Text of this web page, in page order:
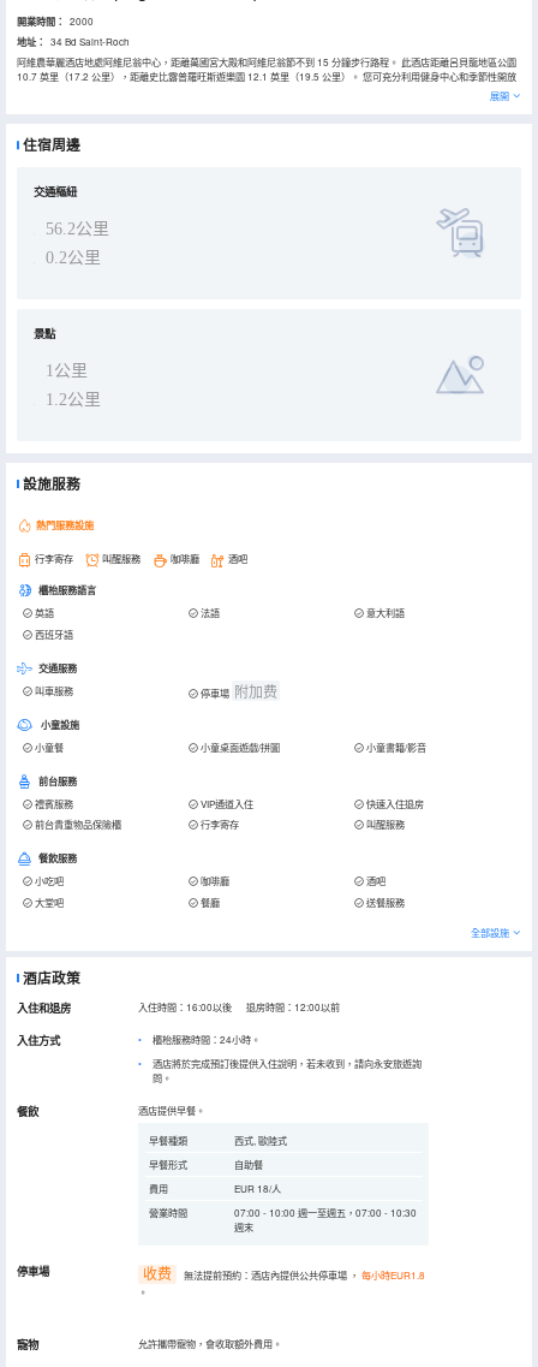
開業時間： 2000
地址：
34 Bd Saint-Roch
阿維農華麗酒店地處阿維尼翁中心，距離萬國宮大殿和阿維尼翁節不到 15 分鐘步行路程。 此酒店距離呂貝龍地區公園
10.7 英里（17.2 公里），距離史比露普羅旺斯遊樂園 12.1 英里（19.5 公里）。 您可充分利用健身中心和季節性開放
的室外游泳池等度假設施。此酒店的其他設施包括免費 WiFi、禮賓服務和公共區電視。 您可以到小吃吧/熟食店隨便找
點吃的；或者待在房間裏，享受酒店的部分時段客房送餐服務。在忙碌的一天後，不妨去酒吧/酒廊輕鬆一下。自助式早
用品。提供免費無線網絡，方便您與朋友保持聯繫；數碼頻道可滿足您的娛樂需求。配備淋浴/盆浴組合的私人浴室提供
展開
住宿周邊
交通樞紐
56.2公里
0.2公里
景點
1公里
1.2公里
設施服務
熱門服務設施
行李寄存 叫醒服務 咖啡廳 酒吧
櫃枱服務語言
英語 法語
意大利語
西班牙語
交通服務
叫車服務 停車場 附加费
小童設施
小童餐 小童桌面遊戲/拼圖 小童書籍/影音
前台服務
禮賓服務 VIP通道入住
快速入住退房
前台貴重物品保險櫃
行李寄存 叫醒服務
餐飲服務
小吃吧 咖啡廳
酒吧
大堂吧
餐廳 送餐服務
全部設施
酒店政策
入住和退房 入住時間：16:00以後 退房時間：12:00以前
入住方式
櫃枱服務時間：24小時。
酒店將於完成預訂後提供入住說明，若未收到，請向永安旅遊詢
問。
餐飲 酒店提供早餐。
早餐種類
西式, 歐陸式
早餐形式
自助餐
費用
EUR 18/人
營業時間
07:00 - 10:00 週一至週五，07:00 - 10:30
週末
停車場 收费 無法提前預約：酒店內提供公共停車場 ， 每小時EUR1.8
。
寵物 允許攜帶寵物，會收取額外費用。